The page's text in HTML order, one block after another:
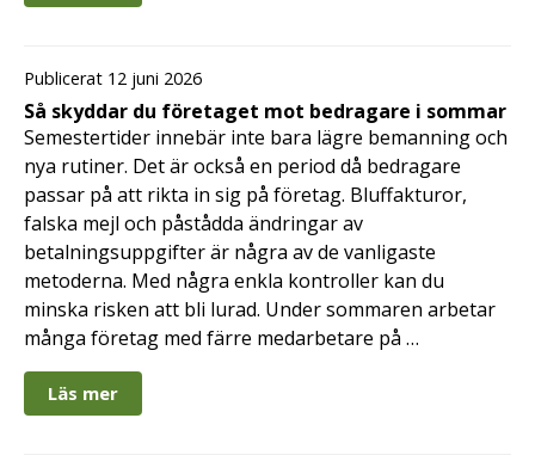
Publicerat 12 juni 2026
Så skyddar du företaget mot bedragare i sommar
Semestertider innebär inte bara lägre bemanning och
nya rutiner. Det är också en period då bedragare
passar på att rikta in sig på företag. Bluffakturor,
falska mejl och påstådda ändringar av
betalningsuppgifter är några av de vanligaste
metoderna. Med några enkla kontroller kan du
minska risken att bli lurad. Under sommaren arbetar
många företag med färre medarbetare på …
Läs mer